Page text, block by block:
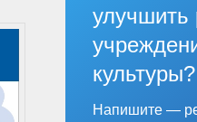
улучшить
культуры?
Напишите —